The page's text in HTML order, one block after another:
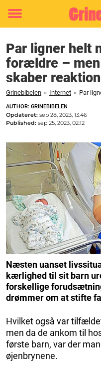
Toggle
Par ligner helt
forældre –
skaber
Grinebibelen » Internet »
AUTHOR: GRINEBIBELEN
Opdateret: sep 28, 2023, 13:46
Published: sep 25, 2023, 02:12
Næsten uanset
kærlighed til sit barn
forskellige
drømmer om at stifte
Hvilket også var
men da de ankom til
første barn, var der
øjenbrynene.